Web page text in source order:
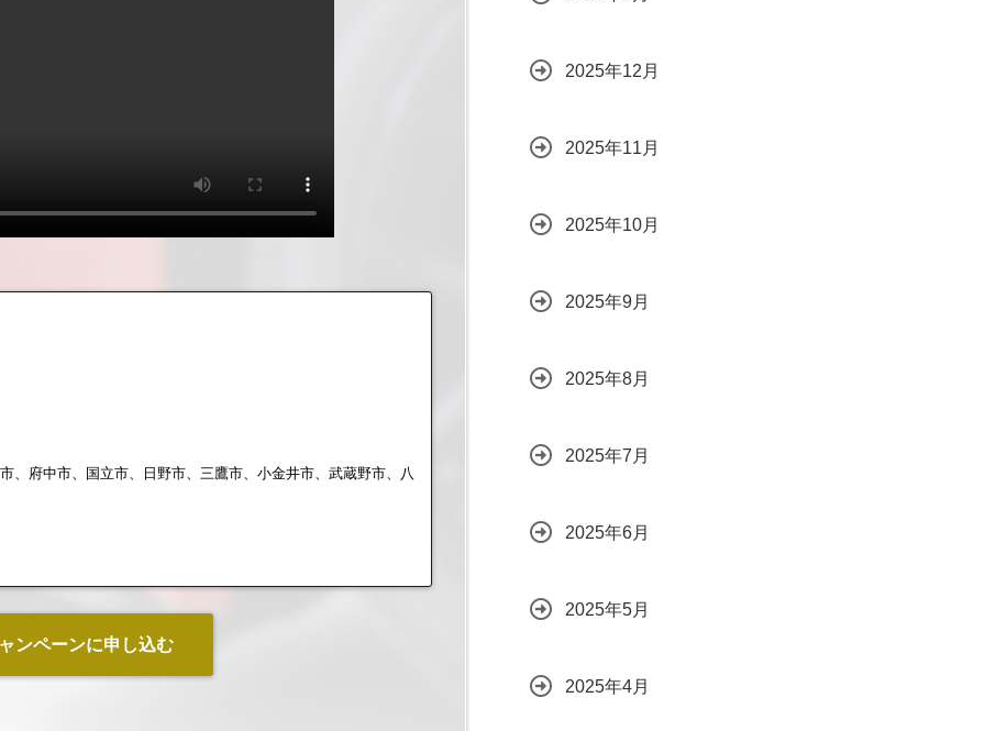
、府中市、国立市、日野市、三鷹市、小金井市、武蔵野市、八
ンペーンに申し込む
2025年12月
2025年11月
2025年10月
2025年9月
2025年8月
2025年7月
2025年6月
2025年5月
2025年4月